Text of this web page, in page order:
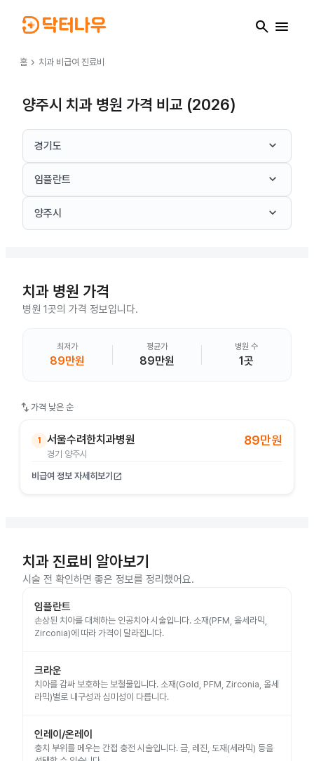
search menu
홈 chevron_right 치과 비급여 진료비
양주시 치과 병원 가격 비교 (2026)
경기도 keyboard_arrow_down
임플란트 keyboard_arrow_down
양주시 keyboard_arrow_down
치과 병원 가격
병원 1곳의 가격 정보입니다.
최저가
89만원
평균가
89만원
병원 수
1곳
swap_vert 가격 낮은 순
1 서울수려한치과병원
경기 양주시
89만원
비급여 정보 자세히보기 open_in_new
치과 진료비 알아보기
시술 전 확인하면 좋은 정보를 정리했어요.
임플란트
손상된 치아를 대체하는 인공치아 시술입니다. 소재(PFM, 올세라믹,
Zirconia)에 따라 가격이 달라집니다.
크라운
치아를 감싸 보호하는 보철물입니다. 소재(Gold, PFM, Zirconia, 올세
라믹)별로 내구성과 심미성이 다릅니다.
인레이/온레이
충치 부위를 메우는 간접 충전 시술입니다. 금, 레진, 도재(세라믹) 등을